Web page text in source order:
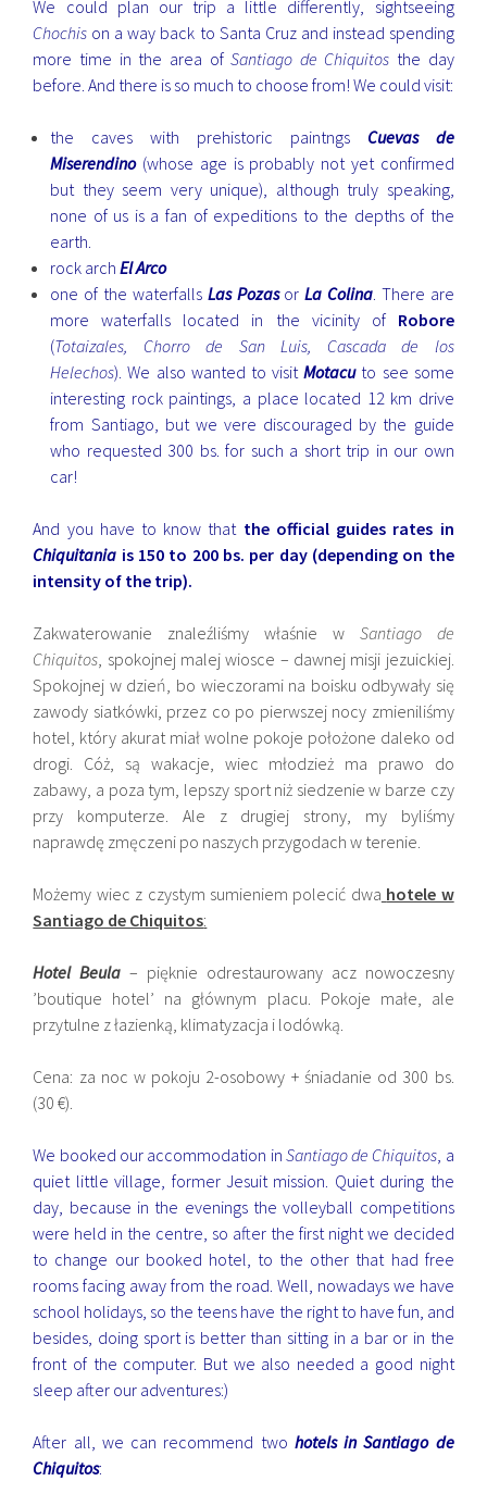
We could plan our trip a little differently, sightseeing
Chochis on a way back to Santa Cruz and instead spending
more time in the area ofSantiago de Chiquitos the day
before. And there is so much to choose from! We could visit:
the caves with prehistoric paintngs Cuevas de
Miserendino(whose age is probably not yet confirmed
but they seem very unique), although truly speaking,
none of us is a fan of expeditions to the depths of the
earth.
rock archEl Arco
one of the waterfalls Las Pozas orLa Colina . There are
more waterfalls located in the vicinity of Robore
(Totaizales, Chorro de San Luis, Cascada de los
Helechos). We also wanted to visitMotacuto see some
interesting rock paintings, a place located 12 km drive
from Santiago, but we vere discouraged by the guide
who requested 300 bs. for such a short trip in our own
car!
And you have to know that the official guides rates in
Chiquitania is 150 to 200 bs. per day (depending on the
intensity of the trip).
Zakwaterowanie znaleźliśmy właśnie w Santiago de
Chiquitos , spokojnej malej wiosce – dawnej misji jezuickiej.
Spokojnej w dzień, bo wieczorami na boisku odbywały się
zawody siatkówki, przez co po pierwszej nocy zmieniliśmy
hotel, który akurat miał wolne pokoje położone daleko od
drogi. Cóż, są wakacje, wiec młodzież ma prawo do
zabawy, a poza tym, lepszy sport niż siedzenie w barze czy
przy komputerze. Ale z drugiej strony, my byliśmy
naprawdę zmęczeni po naszych przygodach w terenie.
Możemy wiec z czystym sumieniem polecić dwa hotele w
Santiago de Chiquitos:
Hotel Beula – pięknie odrestaurowany acz nowoczesny
’boutique hotel’ na głównym placu. Pokoje małe, ale
przytulne z łazienką, klimatyzacja i lodówką.
Cena: za noc w pokoju 2-osobowy + śniadanie od 300 bs.
(30 €).
We booked our accommodation in Santiago de Chiquitos , a
quiet little village, former Jesuit mission. Quiet during the
day, because in the evenings the volleyball competitions
were held in the centre, so after the first night we decided
to change our booked hotel, to the other that had free
rooms facing away from the road. Well, nowadays we have
school holidays, so the teens have the right to have fun, and
besides, doing sport is better than sitting in a bar or in the
front of the computer. But we also needed a good night
sleep after our adventures:)
After all, we can recommend two hotels in Santiago de
Chiquitos: